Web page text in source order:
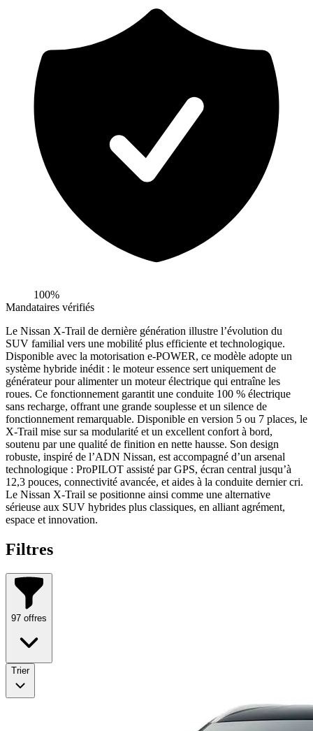
100%
Mandataires vérifiés
Le Nissan X-Trail de dernière génération illustre l’évolution du
SUV familial vers une mobilité plus efficiente et technologique.
Disponible avec la motorisation e-POWER, ce modèle adopte un
système hybride inédit : le moteur essence sert uniquement de
générateur pour alimenter un moteur électrique qui entraîne les
roues. Ce fonctionnement garantit une conduite 100 % électrique
sans recharge, offrant une grande souplesse et un silence de
fonctionnement remarquable. Disponible en version 5 ou 7 places, le
X-Trail mise sur sa modularité et un excellent confort à bord,
soutenu par une qualité de finition en nette hausse. Son design
robuste, inspiré de l’ADN Nissan, est accompagné d’un arsenal
technologique : ProPILOT assisté par GPS, écran central jusqu’à
12,3 pouces, connectivité avancée, et aides à la conduite dernier cri.
Le Nissan X-Trail se positionne ainsi comme une alternative
sérieuse aux SUV hybrides plus classiques, en alliant agrément,
espace et innovation.
Filtres
97 offres
Trier